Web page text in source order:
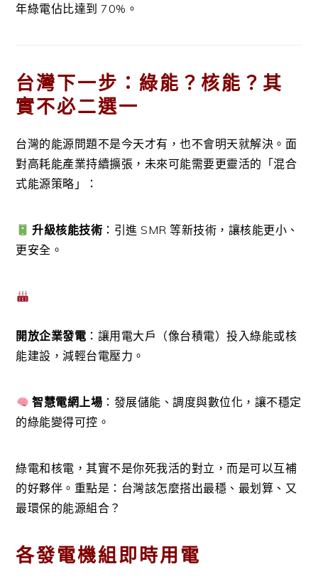
年綠電佔比達到 70%。
台灣下一步：綠能？核能？其
實不必二選一
台灣的能源問題不是今天才有，也不會明天就解決。面
對高耗能產業持續擴張，未來可能需要更靈活的「混合
式能源策略」：
升級核能技術 ：引進 SMR 等新技術，讓核能更小、
更安全。
開放企業發電 ：讓用電大戶（像台積電）投入綠能或核
能建設，減輕台電壓力。
智慧電網上場 ：發展儲能、調度與數位化，讓不穩定
的綠能變得可控。
綠電和核電，其實不是你死我活的對立，而是可以互補
的好夥伴。重點是：台灣該怎麼搭出最穩、最划算、又
最環保的能源組合？
各發電機組即時用電